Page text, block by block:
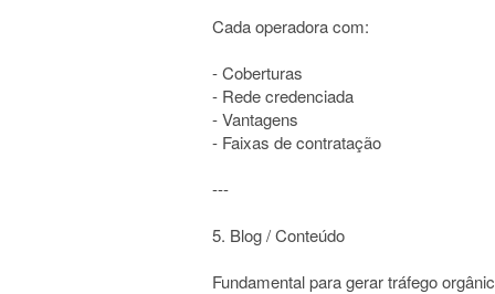
Cada operadora com:
- Coberturas
- Rede credenciada
- Vantagens
- Faixas de contratação
---
5. Blog / Conteúdo
Fundamental para gerar tráfego